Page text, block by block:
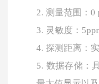
2.测量范围：0
3. 灵敏度：
4.探测距离：
5. 数据存储：